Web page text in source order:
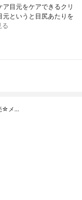
目元をケアできるクリ
元というと目尻あたりを
る
☆メ…